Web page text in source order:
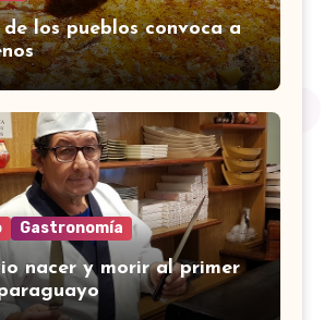
los pueblos convoca a
Gastronomía
nacer y morir al primer